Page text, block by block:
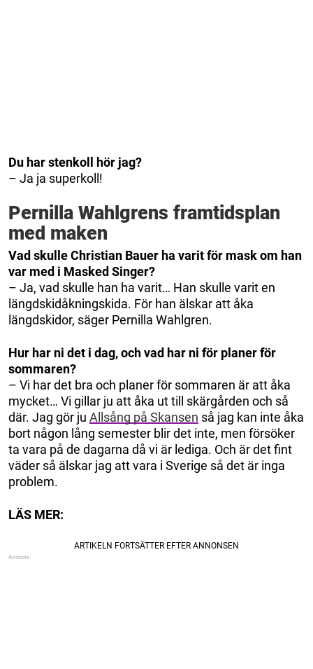
Du har stenkoll hör jag?
– Ja ja superkoll!
Pernilla Wahlgrens framtidsplan
med maken
Vad skulle Christian Bauer ha varit för mask om han
var med i Masked Singer?
– Ja, vad skulle han ha varit… Han skulle varit en
längdskidåkningskida. För han älskar att åka
längdskidor, säger Pernilla Wahlgren.
Hur har ni det i dag, och vad har ni för planer för
sommaren?
– Vi har det bra och planer för sommaren är att åka
mycket… Vi gillar ju att åka ut till skärgården och så
där. Jag gör ju Allsång på Skansen så jag kan inte åka
bort någon lång semester blir det inte, men försöker
ta vara på de dagarna då vi är lediga. Och är det fint
väder så älskar jag att vara i Sverige så det är inga
problem.
LÄS MER: